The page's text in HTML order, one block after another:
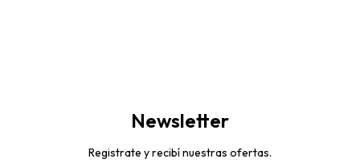
Newsletter
Registrate y recibí nuestras ofertas.